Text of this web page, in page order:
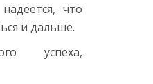
что
и дальше.
успеха,